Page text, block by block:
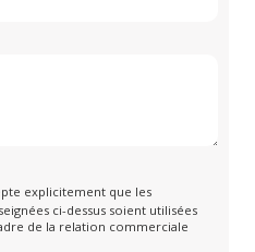
explicitement que les
ci-dessus soient utilisées
de la relation commerciale